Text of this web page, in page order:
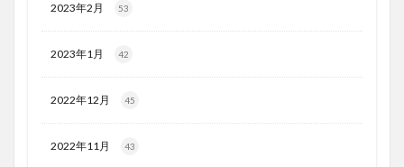
2023年2月 53
2023年1月 42
2022年12月 45
2022年11月 43